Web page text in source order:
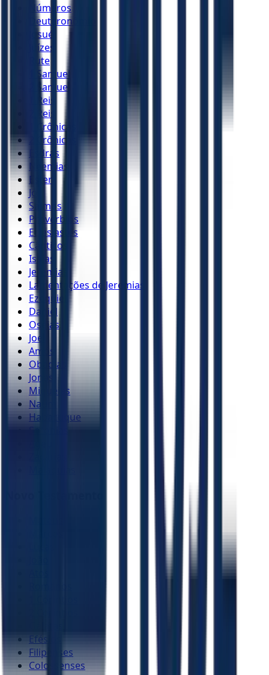
Números
Deuteronômio
Josué
Juízes
Rute
1 Samuel
2 Samuel
1 Reis
2 Reis
1 Crônicas
2 Crônicas
Esdras
Neemias
Ester
Jó
Salmos
Provérbios
Eclesiastes
Cânticos
Isaías
Jeremias
Lamentações de Jeremias
Ezequiel
Daniel
Oséias
Joel
Amós
Obadias
Jonas
Miquéias
Naum
Habacuque
Efésios
Filipenses
Colossenses